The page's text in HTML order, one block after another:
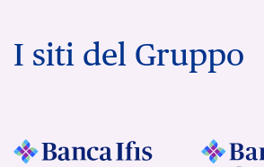
I siti del Gruppo